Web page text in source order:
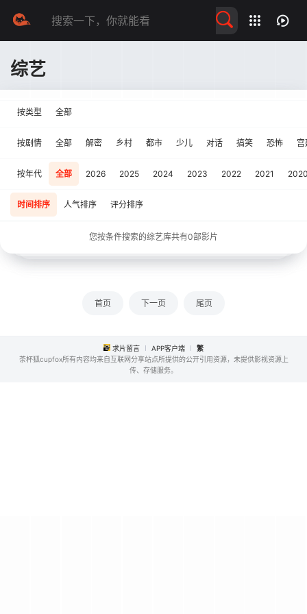
综艺
按类型 全部
按剧情 全部 解密 乡村 都市 少儿 对话 搞笑 恐怖 宫
按年代 全部 2026 2025 2024 2023 2022 2021
时间排序 人气排序 评分排序
您按条件搜索的综艺库共有0部影片
首页 下一页 尾页
求片留言 APP客户端
繁
茶杯狐cupfox所有内容均来自互联网分享站点所提供的公开引用资源，未提供影视资源上
传、存储服务。